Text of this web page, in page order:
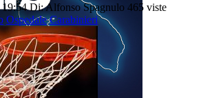
Di: Alfonso Spagnulo 465 viste
Ospedale Carabinieri